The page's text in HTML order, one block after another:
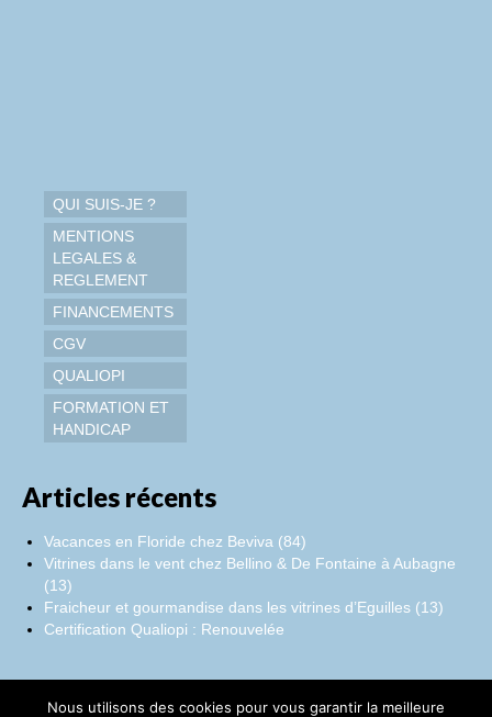
QUI SUIS-JE ?
MENTIONS
LEGALES &
REGLEMENT
FINANCEMENTS
CGV
QUALIOPI
FORMATION ET
HANDICAP
Articles récents
Vacances en Floride chez Beviva (84)
Vitrines dans le vent chez Bellino & De Fontaine à Aubagne
(13)
Fraicheur et gourmandise dans les vitrines d’Eguilles (13)
Certification Qualiopi : Renouvelée
Nous utilisons des cookies pour vous garantir la meilleure